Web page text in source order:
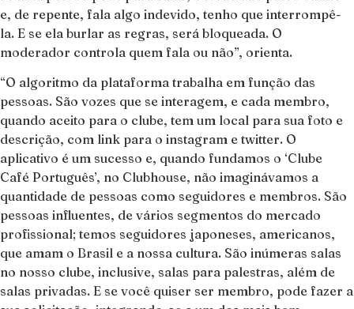
e, de repente, fala algo indevido, tenho que interrompê-
la. E se ela burlar as regras, será bloqueada. O
moderador controla quem fala ou não”, orienta.
“O algoritmo da plataforma trabalha em função das
pessoas. São vozes que se interagem, e cada membro,
quando aceito para o clube, tem um local para sua foto e
descrição, com link para o instagram e twitter. O
aplicativo é um sucesso e, quando fundamos o ‘Clube
Café Português’, no Clubhouse, não imaginávamos a
quantidade de pessoas como seguidores e membros. São
pessoas influentes, de vários segmentos do mercado
profissional; temos seguidores japoneses, americanos,
que amam o Brasil e a nossa cultura. São inúmeras salas
no nosso clube, inclusive, salas para palestras, além de
salas privadas. E se você quiser ser membro, pode fazer a